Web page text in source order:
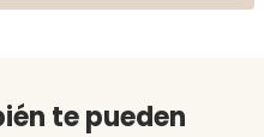
te pueden